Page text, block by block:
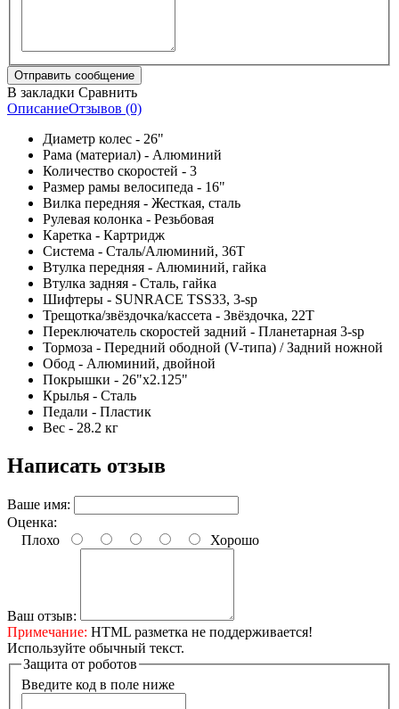
В закладки Сравнить
ОписаниеОтзывов (0)
Диаметр колес - 26"
Рама (материал) - Алюминий
Количество скоростей - 3
Размер рамы велосипеда - 16"
Вилка передняя - Жесткая, сталь
Рулевая колонка - Резьбовая
Каретка - Картридж
Система - Сталь/Алюминий, 36T
Втулка передняя - Алюминий, гайка
Втулка задняя - Сталь, гайка
Шифтеры - SUNRACE TSS33, 3-sp
Трещотка/звёздочка/кассета - Звёздочка, 22Т
Переключатель скоростей задний - Планетарная 3-sp
Тормоза - Передний ободной (V-типа) / Задний ножной
Обод - Алюминий, двойной
Покрышки - 26"x2.125"
Крылья - Сталь
Педали - Пластик
Вес - 28.2 кг
Написать отзыв
Ваше имя:
Оценка:
Плохо
Хорошо
Ваш отзыв:
Примечание: HTML разметка не поддерживается!
Используйте обычный текст.
Защита от роботов
Введите код в поле ниже